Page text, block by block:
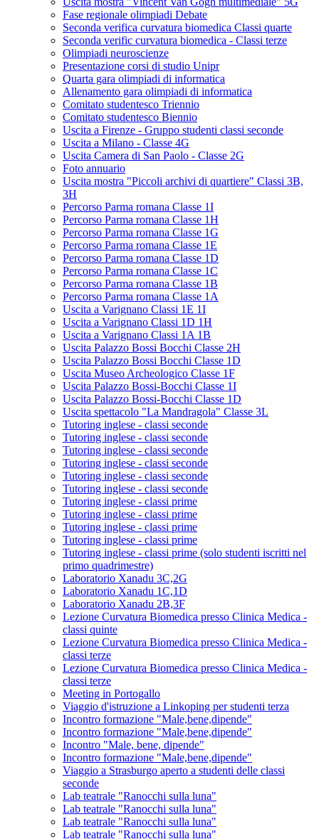
Fase regionale olimpiadi Debate
Seconda verifica curvatura biomedica Classi quarte
Seconda verific curvatura biomedica - Classi terze
Olimpiadi neuroscienze
Presentazione corsi di studio Unipr
Quarta gara olimpiadi di informatica
Allenamento gara olimpiadi di informatica
Comitato studentesco Triennio
Comitato studentesco Biennio
Uscita a Firenze - Gruppo studenti classi seconde
Uscita a Milano - Classe 4G
Uscita Camera di San Paolo - Classe 2G
Foto annuario
Uscita mostra "Piccoli archivi di quartiere" Classi 3B,
3H
Percorso Parma romana Classe 1I
Percorso Parma romana Classe 1H
Percorso Parma romana Classe 1G
Percorso Parma romana Classe 1E
Percorso Parma romana Classe 1D
Percorso Parma romana Classe 1C
Percorso Parma romana Classe 1B
Percorso Parma romana Classe 1A
Uscita a Varignano Classi 1E 1I
Uscita a Varignano Classi 1D 1H
Uscita a Varignano Classi 1A 1B
Uscita Palazzo Bossi Bocchi Classe 2H
Uscita Palazzo Bossi Bocchi Classe 1D
Uscita Museo Archeologico Classe 1F
Uscita Palazzo Bossi-Bocchi Classe 1I
Uscita Palazzo Bossi-Bocchi Classe 1D
Uscita spettacolo "La Mandragola" Classe 3L
Tutoring inglese - classi seconde
Tutoring inglese - classi seconde
Tutoring inglese - classi seconde
Tutoring inglese - classi seconde
Tutoring inglese - classi seconde
Tutoring inglese - classi seconde
Tutoring inglese - classi prime
Tutoring inglese - classi prime
Tutoring inglese - classi prime
Tutoring inglese - classi prime
Tutoring inglese - classi prime (solo studenti iscritti nel
primo quadrimestre)
Laboratorio Xanadu 3C,2G
Laboratorio Xanadu 1C,1D
Laboratorio Xanadu 2B,3F
Lezione Curvatura Biomedica presso Clinica Medica -
classi quinte
Lezione Curvatura Biomedica presso Clinica Medica -
classi terze
Lezione Curvatura Biomedica presso Clinica Medica -
classi terze
Meeting in Portogallo
Viaggio d'istruzione a Linkoping per studenti terza
Incontro formazione "Male,bene,dipende"
Incontro formazione "Male,bene,dipende"
Incontro "Male, bene, dipende"
Incontro formazione "Male,bene,dipende"
Viaggio a Strasburgo aperto a studenti delle classi
seconde
Lab teatrale "Ranocchi sulla luna"
Lab teatrale "Ranocchi sulla luna"
Lab teatrale "Ranocchi sulla luna"
Lab teatrale "Ranocchi sulla luna"